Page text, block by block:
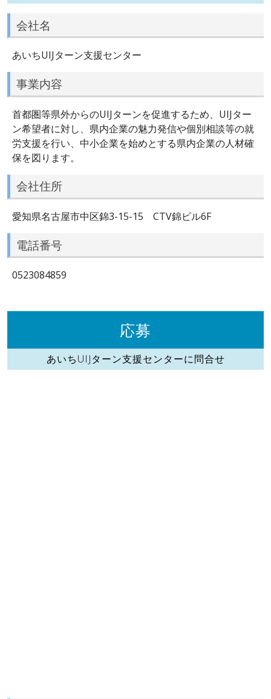
会社名
あいちUIJターン支援センター
事業内容
首都圏等県外からのUIJターンを促進するため、UIJター
ン希望者に対し、県内企業の魅力発信や個別相談等の就
労支援を行い、中小企業を始めとする県内企業の人材確
保を図ります。
会社住所
愛知県名古屋市中区錦3-15-15 CTV錦ビル6F
電話番号
0523084859
応募
あいちUIJターン支援センターに問合せ